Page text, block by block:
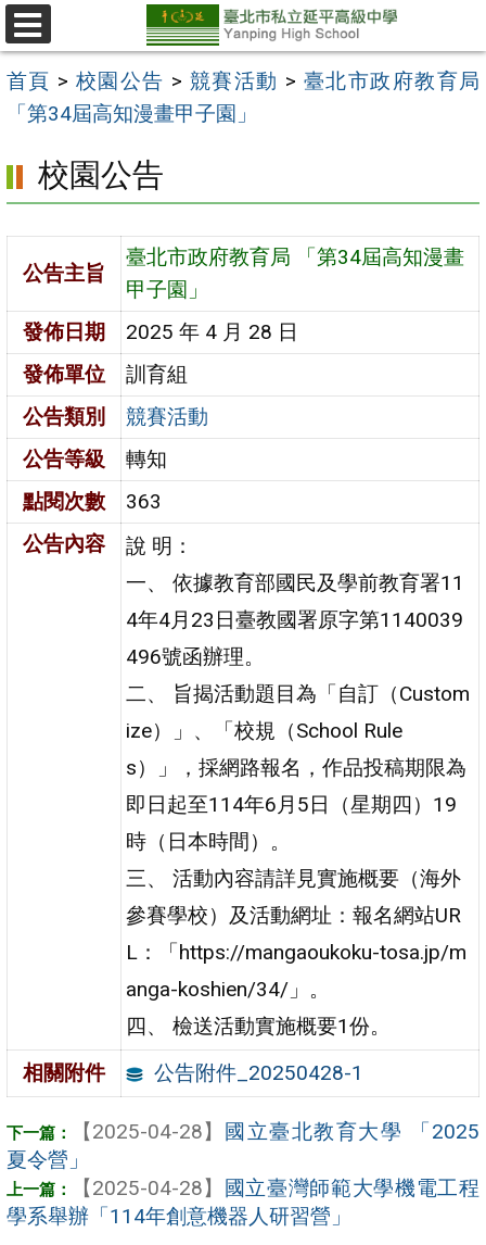
跳
至
主
要
區
選
單
首頁 > 校園公告 > 競賽活動 > 臺北市政府教育局
「第34屆高知漫畫甲子園」
校園公告
公告主旨
臺北市政府教育局 「第34屆高知漫畫
甲子園」
發佈日期
2025 年 4 月 28 日
發佈單位
訓育組
公告類別
競賽活動
公告等級
轉知
點閱次數
363
公告內容
說 明：
一、 依據教育部國民及學前教育署11
4年4月23日臺教國署原字第1140039
496號函辦理。
二、 旨揭活動題目為「自訂（Custom
ize）」、「校規（School Rule
s）」，採網路報名，作品投稿期限為
即日起至114年6月5日（星期四）19
時（日本時間）。
三、 活動內容請詳見實施概要（海外
參賽學校）及活動網址：報名網站UR
L：「https://mangaoukoku-tosa.jp/m
anga-koshien/34/」。
四、 檢送活動實施概要1份。
相關附件
公告附件_20250428-1
【2025-04-28】 國立臺北教育大學 「2025
夏令營」
【2025-04-28】 國立臺灣師範大學機電工程
學系舉辦「114年創意機器人研習營」